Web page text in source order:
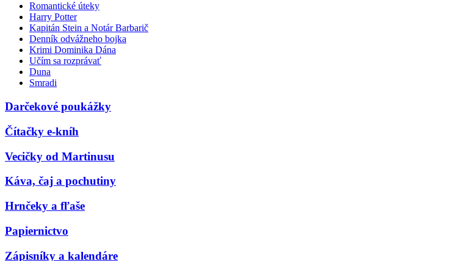
Romantické úteky
Harry Potter
Kapitán Stein a Notár Barbarič
Denník odvážneho bojka
Krimi Dominika Dána
Učím sa rozprávať
Duna
Smradi
Darčekové poukážky
Čítačky e-kníh
Vecičky od Martinusu
Káva, čaj a pochutiny
Hrnčeky a fľaše
Papiernictvo
Zápisníky a kalendáre